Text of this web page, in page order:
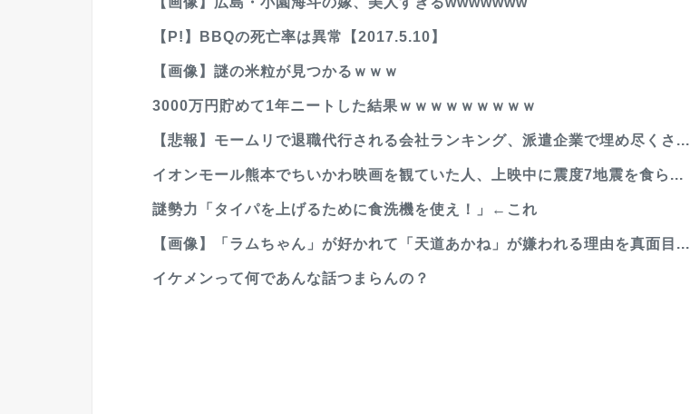
【P!】BBQの死亡率は異常【2017.5.10】
【画像】謎の米粒が見つかるｗｗｗ
3000万円貯めて1年ニートした結果ｗｗｗｗｗｗｗｗｗ
【悲報】モームリで退職代行される会社ランキング、派遣企業で埋め尽くさ...
イオンモール熊本でちいかわ映画を観ていた人、上映中に震度7地震を食ら...
謎勢力「タイパを上げるために食洗機を使え！」←これ
【画像】「ラムちゃん」が好かれて「天道あかね」が嫌われる理由を真面目...
イケメンって何であんな話つまらんの？